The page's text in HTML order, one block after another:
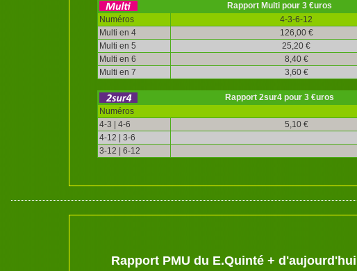
Rapport Multi pour 3 €uros
Numéros
4-3-6-12
Multi en 4
126,00 €
Multi en 5
25,20 €
Multi en 6
8,40 €
Multi en 7
3,60 €
Rapport 2sur4 pour 3 €uros
Numéros
4-3 | 4-6
5,10 €
4-12 | 3-6
3-12 | 6-12
Rapport PMU du E.Quinté + d'aujourd'hui